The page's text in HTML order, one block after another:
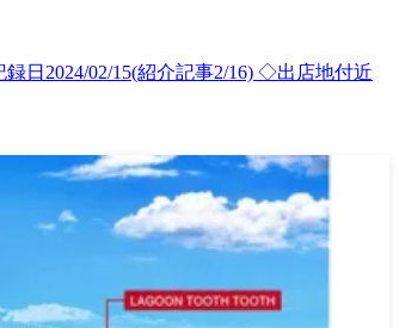
日2024/02/15(紹介記事2/16) ◇出店地付近